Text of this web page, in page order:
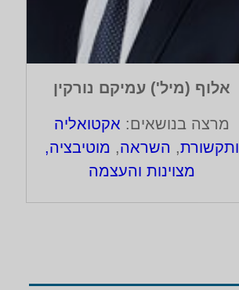
אלוף (מיל') עמיקם נורקין
מרצה בנושאים: אקטואליה
ותקשורת, השראה, מוטיבציה,
מצוינות והעצמה